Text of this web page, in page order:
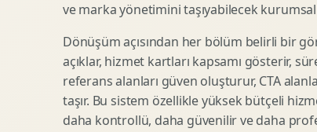
Shopify Tasarim
Woocommerce Tasarim
Eticaret UX Optimizasyonu
Urun Sayfasi Tasarimi
Lead Generation Landing
Reklam Landing Page
Urun Lansman Sayfasi
Ab Test Arayuzu
ve marka yönetimini taşıyabilecek
Dönüşüm açısından her bölüm belirli bir
açıklar, hizmet kartları kapsamı gösterir,
referans alanları güven oluşturur, CTA
taşır. Bu sistem özellikle yüksek bütçeli
daha kontrollü, daha güvenilir ve daha